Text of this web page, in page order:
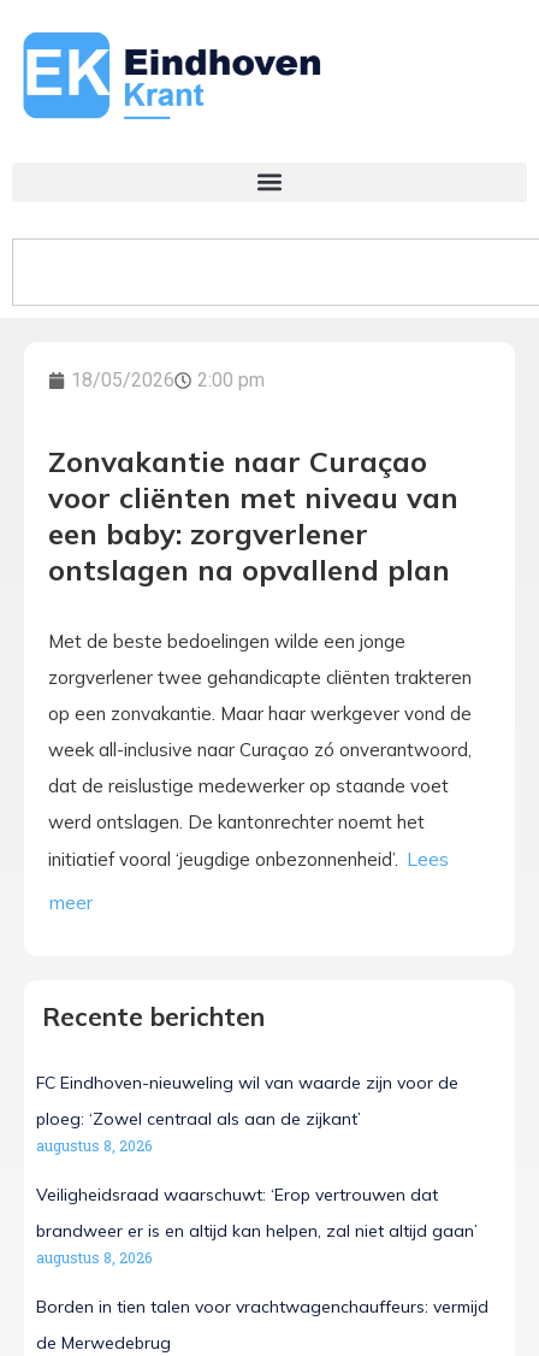
18/05/2026 2:00 pm
Zonvakantie naar Curaçao
voor cliënten met niveau van
een baby: zorgverlener
ontslagen na opvallend plan
Met de beste bedoelingen wilde een jonge
zorgverlener twee gehandicapte cliënten trakteren
op een zonvakantie. Maar haar werkgever vond de
week all-inclusive naar Curaçao zó onverantwoord,
dat de reislustige medewerker op staande voet
werd ontslagen. De kantonrechter noemt het
initiatief vooral ‘jeugdige onbezonnenheid’.
Recente berichten
FC Eindhoven-nieuweling wil van waarde zijn voor de
ploeg: ‘Zowel centraal als aan de zijkant’
augustus 8, 2026
Veiligheidsraad waarschuwt: ‘Erop vertrouwen dat
brandweer er is en altijd kan helpen, zal niet altijd gaan’
augustus 8, 2026
Borden in tien talen voor vrachtwagenchauffeurs: vermijd
de Merwedebrug